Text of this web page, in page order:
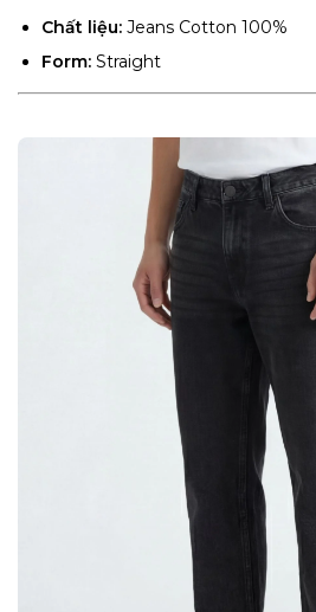
Chất liệu: Jeans Cotton 100%
Form: Straight